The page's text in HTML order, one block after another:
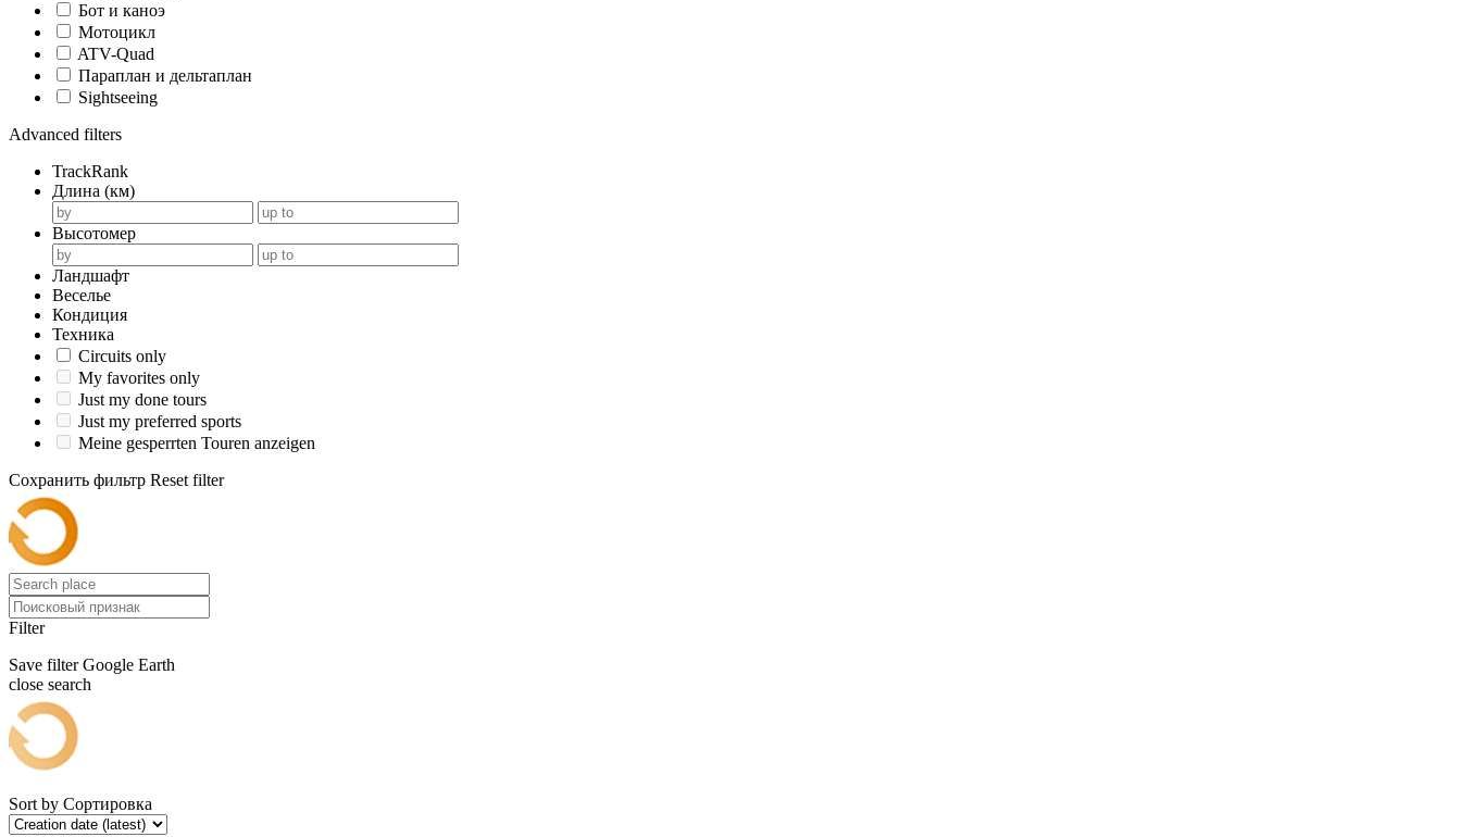
Бот и каноэ
Мотоцикл
ATV-Quad
Параплан и дельтаплан
Sightseeing
Advanced filters
TrackRank
Длина (км)
Высотомер
Ландшафт
Веселье
Кондиция
Техника
Circuits only
My favorites only
Just my done tours
Just my preferred sports
Meine gesperrten Touren anzeigen
Сохранить фильтр Reset filter
Filter
Save filter Google Earth
close search
Sort by Сортировка